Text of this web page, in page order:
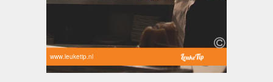
www.leuketip.nl